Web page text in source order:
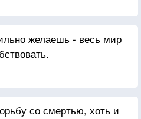
желаешь - весь мир
со смертью, хоть и